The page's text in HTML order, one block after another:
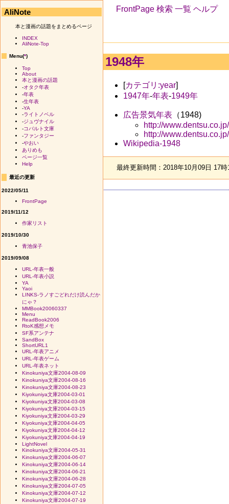
FrontPage 検索 一覧 ヘルプ
1948年
[カテゴリ:year]
1947年-年表-1949年
広告景気年表 （1948)
http://
http://
Wikipedia-1948
最終更新時間：2018年10月09日 17
AliNote
本と漫画の話題をまとめるページ
INDEX
AliNote-Top
Menu(*)
Top
About
本と漫画の話題
-オタク年表
-年表
-生年表
-YA
-ライトノベル
-ジュヴナイル
-コバルト文庫
-ファンタジー
-やおい
ありめも
ページ一覧
Help
最近の更新
2022/05/11
FrontPage
2019/11/12
作家リスト
2019/10/30
青池保子
2019/09/08
URL-年表一般
URL-年表小説
YA
Yaoi
LINKS-ラノすごどれだけ読んだか
にゃ？
MMBook20060337
Menu
ReadBook2006
RtoK感想メモ
SF系アンテナ
SandBox
ShortURL1
URL-年表アニメ
URL-年表ゲーム
URL-年表ネット
Kinokuniya文庫2004-08-09
Kinokuniya文庫2004-08-16
Kinokuniya文庫2004-08-23
Kiyokuniya文庫2004-03-01
Kiyokuniya文庫2004-03-08
Kiyokuniya文庫2004-03-15
Kiyokuniya文庫2004-03-29
Kiyokuniya文庫2004-04-05
Kiyokuniya文庫2004-04-12
Kiyokuniya文庫2004-04-19
LightNovel
Kinokuniya文庫2004-05-31
Kinokuniya文庫2004-06-07
Kinokuniya文庫2004-06-14
Kinokuniya文庫2004-06-21
Kinokuniya文庫2004-06-28
Kinokuniya文庫2004-07-05
Kinokuniya文庫2004-07-12
Kinokuniya文庫2004-07-19